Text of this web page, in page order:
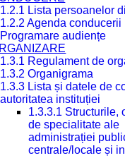
1.2.1 Lista persoanelor
1.2.2 Agenda conducerii
Programare audiențe
1.3.1 Regulament de
1.3.2 Organigrama
1.3.3 Lista și datele de
autoritatea instituției
1.3.3.1 Structurile,
de specialitate ale
administrației
centrale/locale și